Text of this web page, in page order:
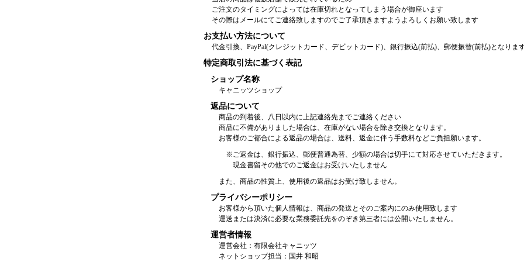
ご注文のタイミングによっては在庫切れとなってしまう場合が御座います
その際はメールにてご連絡致しますのでご了承頂きますようよろしくお願い致します
お支払い方法について
代金引換、PayPal(クレジットカード、デビットカード)、銀行振込(前払)、郵便振替(前払)となりま
特定商取引法に基づく表記
ショップ名称
キャニッツショップ
返品について
商品の到着後、八日以内に上記連絡先までご連絡ください
商品に不備がありました場合は、在庫がない場合を除き交換となります。
お客様のご都合による返品の場合は、送料、返金に伴う手数料などご負担願います。
※ご返金は、銀行振込、郵便普通為替、少額の場合は切手にて対応させていただきます。
現金書留その他でのご返金はお受けいたしません
また、商品の性質上、使用後の返品はお受け致しません。
プライバシーポリシー
お客様から頂いた個人情報は、商品の発送とそのご案内にのみ使用致します
運送または決済に必要な業務委託先をのぞき第三者には公開いたしません。
運営者情報
運営会社：有限会社キャニッツ
ネットショップ担当：国井 和昭